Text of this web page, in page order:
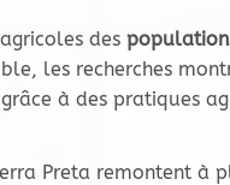
des
les recherches
à des pratiques
Preta remontent à